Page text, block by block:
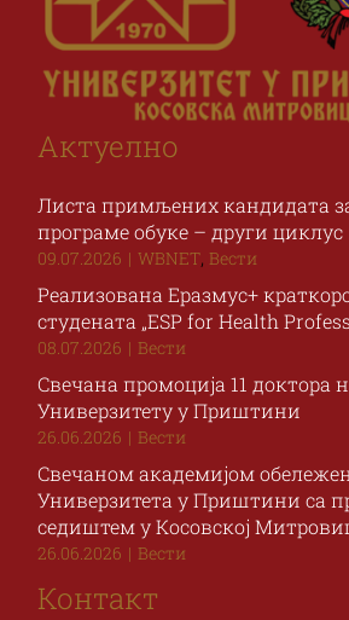
Алумни
Актуелно
Листа примљених кандидата
програме обуке – други циклус
09.07.2026 | WBNET,Вести
Реализована Еразмус+
студената „ESP for Health
08.07.2026 | Вести
Свечана промоција 11 доктора
Универзитету у Приштини
26.06.2026 | Вести
Свечаном академијом
Универзитета у Приштини са
седиштем у Косовској
26.06.2026 | Вести
Контакт